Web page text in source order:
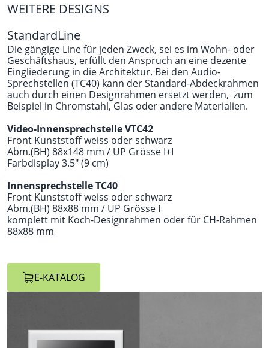
WEITERE DESIGNS
StandardLine
Die gängige Line für jeden Zweck, sei es im Wohn- oder
Geschäftshaus, erfüllt den Anspruch an eine dezente
Eingliederung in die Architektur. Bei den Audio-
Sprechstellen (TC40) kann der Standard-Abdeckrahmen
auch durch einen Designrahmen ersetzt werden, zum
Beispiel in Chromstahl, Glas oder andere Materialien.
Video-Innensprechstelle VTC42
Front Kunststoff weiss oder schwarz
Abm.(BH) 88x148 mm / UP Grösse I+I
Farbdisplay 3.5" (9 cm)
Innensprechstelle TC40
Front Kunststoff weiss oder schwarz
Abm.(BH) 88x88 mm / UP Grösse I
komplett mit Koch-Designrahmen oder für CH-Rahmen
88x88 mm
E-KATALOG